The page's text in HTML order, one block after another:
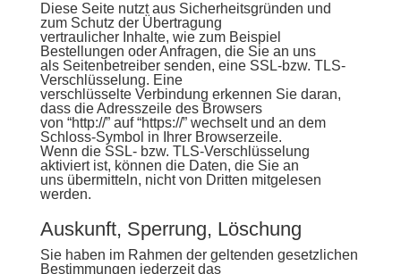
Diese Seite nutzt aus Sicherheitsgründen und
zum Schutz der Übertragung
vertraulicher Inhalte, wie zum Beispiel
Bestellungen oder Anfragen, die Sie an uns
als Seitenbetreiber senden, eine SSL-bzw. TLS-
Verschlüsselung. Eine
verschlüsselte Verbindung erkennen Sie daran,
dass die Adresszeile des Browsers
von “http://” auf “https://” wechselt und an dem
Schloss-Symbol in Ihrer Browserzeile.
Wenn die SSL- bzw. TLS-Verschlüsselung
aktiviert ist, können die Daten, die Sie an
uns übermitteln, nicht von Dritten mitgelesen
werden.
Auskunft, Sperrung, Löschung
Sie haben im Rahmen der geltenden gesetzlichen
Bestimmungen jederzeit das